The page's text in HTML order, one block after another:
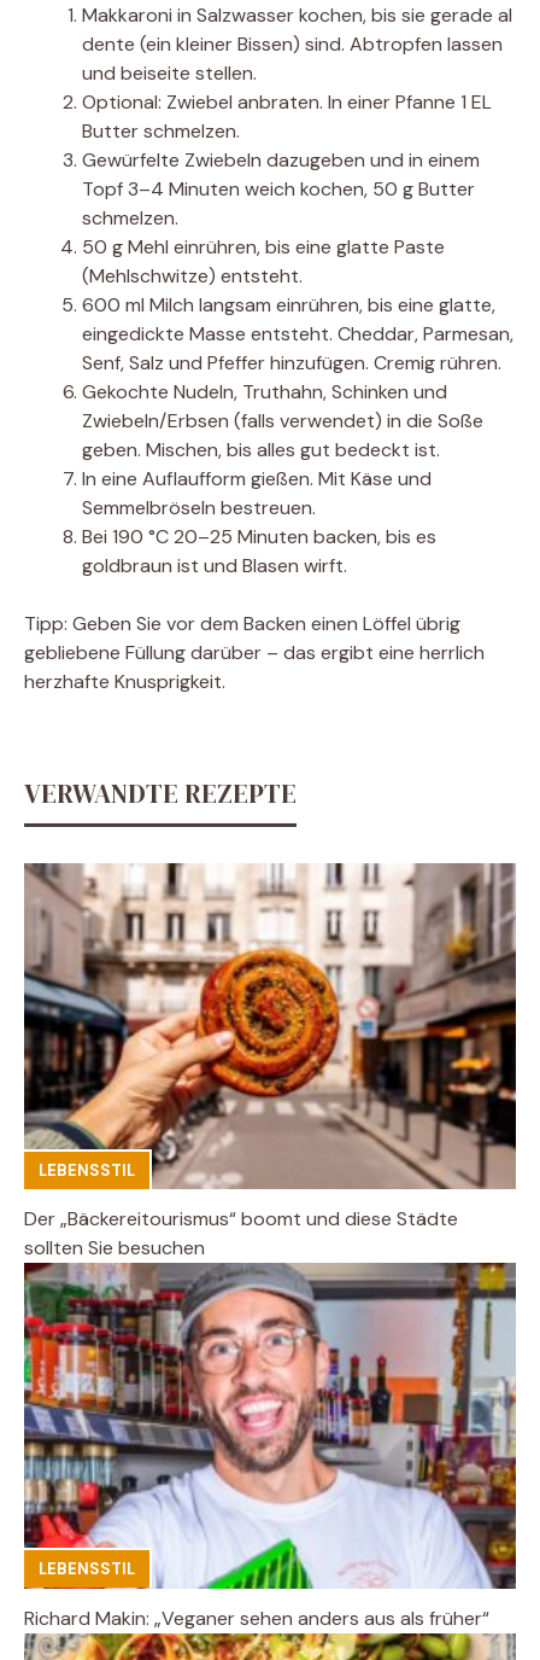
Makkaroni in Salzwasser kochen, bis sie gerade al
dente (ein kleiner Bissen) sind. Abtropfen lassen
und beiseite stellen.
Optional: Zwiebel anbraten. In einer Pfanne 1 EL
Butter schmelzen.
Gewürfelte Zwiebeln dazugeben und in einem
Topf 3–4 Minuten weich kochen, 50 g Butter
schmelzen.
50 g Mehl einrühren, bis eine glatte Paste
(Mehlschwitze) entsteht.
600 ml Milch langsam einrühren, bis eine glatte,
eingedickte Masse entsteht. Cheddar, Parmesan,
Senf, Salz und Pfeffer hinzufügen. Cremig rühren.
Gekochte Nudeln, Truthahn, Schinken und
Zwiebeln/Erbsen (falls verwendet) in die Soße
geben. Mischen, bis alles gut bedeckt ist.
In eine Auflaufform gießen. Mit Käse und
Semmelbröseln bestreuen.
Bei 190 °C 20–25 Minuten backen, bis es
goldbraun ist und Blasen wirft.
Tipp: Geben Sie vor dem Backen einen Löffel übrig
gebliebene Füllung darüber – das ergibt eine herrlich
herzhafte Knusprigkeit.
VERWANDTE REZEPTE
LEBENSSTIL
Der „Bäckereitourismus“ boomt und diese Städte
sollten Sie besuchen
LEBENSSTIL
Richard Makin: „Veganer sehen anders aus als früher“